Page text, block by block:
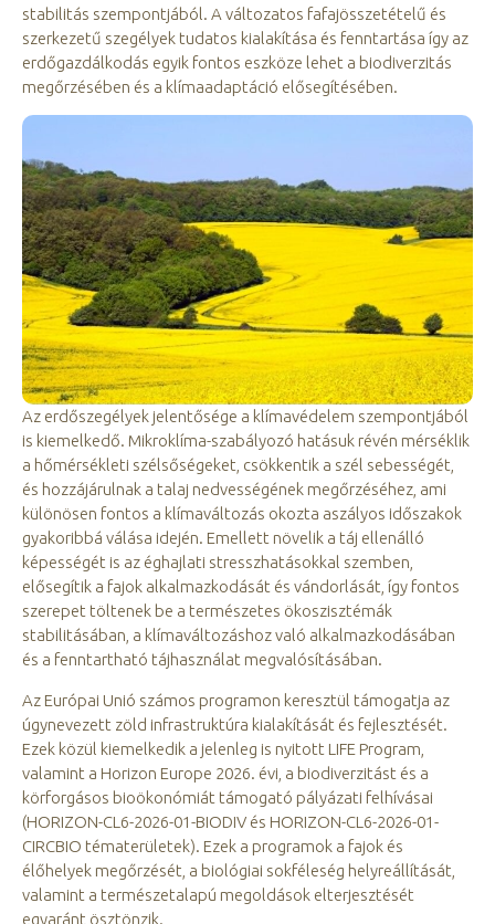
stabilitás szempontjából. A változatos fafajösszetételű és
szerkezetű szegélyek tudatos kialakítása és fenntartása így az
erdőgazdálkodás egyik fontos eszköze lehet a biodiverzitás
megőrzésében és a klímaadaptáció elősegítésében.
Az erdőszegélyek jelentősége a klímavédelem szempontjából
is kiemelkedő. Mikroklíma-szabályozó hatásuk révén mérséklik
a hőmérsékleti szélsőségeket, csökkentik a szél sebességét,
és hozzájárulnak a talaj nedvességének megőrzéséhez, ami
különösen fontos a klímaváltozás okozta aszályos időszakok
gyakoribbá válása idején. Emellett növelik a táj ellenálló
képességét is az éghajlati stresszhatásokkal szemben,
elősegítik a fajok alkalmazkodását és vándorlását, így fontos
szerepet töltenek be a természetes ökoszisztémák
stabilitásában, a klímaváltozáshoz való alkalmazkodásában
és a fenntartható tájhasználat megvalósításában.
Az Európai Unió számos programon keresztül támogatja az
úgynevezett zöld infrastruktúra kialakítását és fejlesztését.
Ezek közül kiemelkedik a jelenleg is nyitott LIFE Program,
valamint a Horizon Europe 2026. évi, a biodiverzitást és a
körforgásos bioökonómiát támogató pályázati felhívásai
(HORIZON-CL6-2026-01-BIODIV és HORIZON-CL6-2026-01-
CIRCBIO tématerületek). Ezek a programok a fajok és
élőhelyek megőrzését, a biológiai sokféleség helyreállítását,
valamint a természetalapú megoldások elterjesztését
egyaránt ösztönzik.